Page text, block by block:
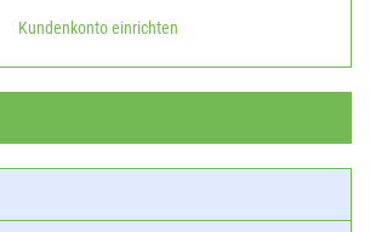
Kundenkonto einrichten